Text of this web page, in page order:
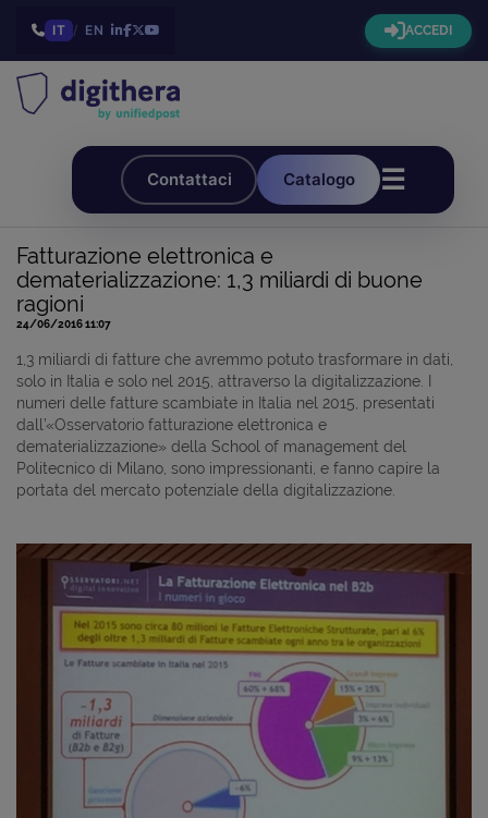
IT / EN ACCEDI
Contattaci Catalogo ☰
Fatturazione elettronica e
dematerializzazione: 1,3 miliardi di buone
ragioni
24/06/2016 11:07
1,3 miliardi di fatture che avremmo potuto trasformare in dati,
solo in Italia e solo nel 2015, attraverso la digitalizzazione. I
numeri delle fatture scambiate in Italia nel 2015, presentati
dall’«Osservatorio fatturazione elettronica e
dematerializzazione» della School of management del
Politecnico di Milano, sono impressionanti, e fanno capire la
portata del mercato potenziale della digitalizzazione.